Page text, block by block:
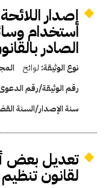
إصدار
استخدام
الصادر بالقانون رقم
نوع الوثيقة: لوائح
رقم الوثيقة/رقم
سنة الإصدار/السنة
تعديل بعض
لقانون